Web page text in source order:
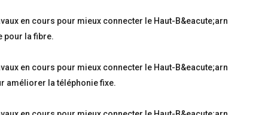
pour la fibre.
améliorer la téléphonie fixe.